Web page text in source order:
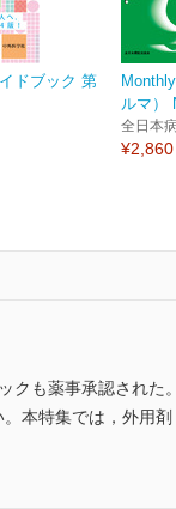
ドブック 第
ルマ）
全日本
¥2,860
クも薬事承認された
本特集では，外用